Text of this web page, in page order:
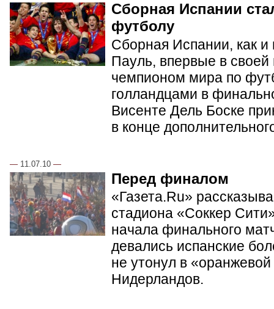
Сборная Испании
футболу
Сборная Испании, как и
Пауль, впервые в своей
чемпионом мира по
голландцами в
Висенте Дель Боске
в конце
— 11.07.10 —
Перед финалом
«Газета.Ru»
стадиона «Соккер
начала финального
девались испанские
не утонул в
Нидерландов.